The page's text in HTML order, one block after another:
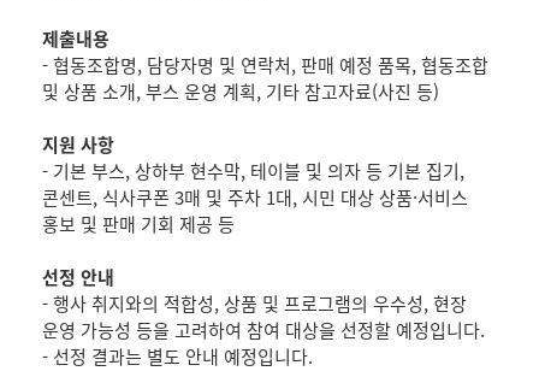
제출내용
- 협동조합명, 담당자명 및 연락처, 판매 예정 품목, 협동조합
및 상품 소개, 부스 운영 계획, 기타 참고자료(사진 등)
지원 사항
- 기본 부스, 상하부 현수막, 테이블 및 의자 등 기본 집기,
콘센트, 식사쿠폰 3매 및 주차 1대, 시민 대상 상품·서비스
홍보 및 판매 기회 제공 등
선정 안내
- 행사 취지와의 적합성, 상품 및 프로그램의 우수성, 현장
운영 가능성 등을 고려하여 참여 대상을 선정할 예정입니다.
- 선정 결과는 별도 안내 예정입니다.